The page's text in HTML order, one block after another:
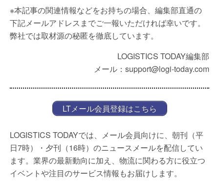
※本記事の関連情報などをお持ちの場合、編集部直通の
下記メールアドレスまでご一報いただければ幸いです。
弊社では取材源の秘匿を徹底しています。
LOGISTICS TODAY編集部
メール：support@logi-today.com
LTメール会員登録はこちら
LOGISTICS TODAYでは、メール会員向けに、朝刊（平
日7時）・夕刊（16時）のニュースメールを配信してい
ます。業界の最新動向に加え、物流に関わる方に役立つ
イベントや注目のサービス情報もお届けします。